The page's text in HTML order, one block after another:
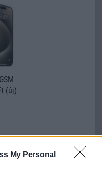
My Personal
(új)
megfog itt...)